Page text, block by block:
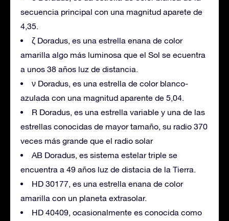
secuencia principal con una magnitud aparete de
4,35.
ζ Doradus, es una estrella enana de color
amarilla algo más luminosa que el Sol se ecuentra
a unos 38 años luz de distancia.
ν Doradus, es una estrella de color blanco-
azulada con una magnitud aparente de 5,04.
R Doradus, es una estrella variable y una de las
estrellas conocidas de mayor tamaño, su radio 370
veces más grande que el radio solar
AB Doradus, es sistema estelar triple se
encuentra a 49 años luz de distacia de la Tierra.
HD 30177, es una estrella enana de color
amarilla con un planeta extrasolar.
HD 40409, ocasionalmente es conocida como